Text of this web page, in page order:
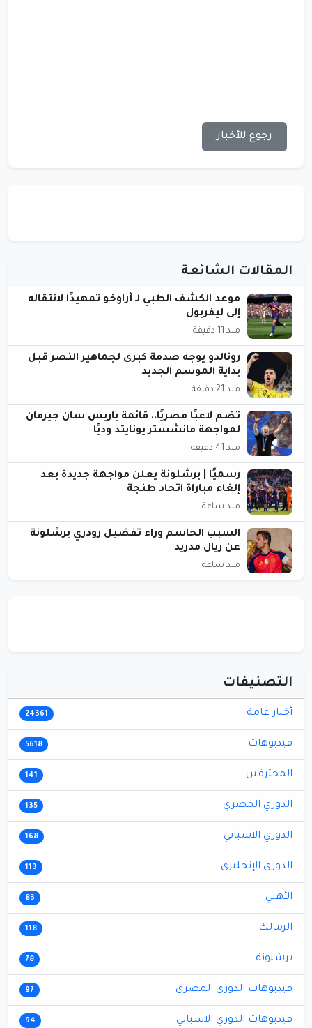
رجوع للأخبار
المقالات الشائعة
موعد الكشف الطبي لـ أراوخو تمهيدًا لانتقاله
إلى ليفربول
منذ 11 دقيقة
رونالدو يوجه صدمة كبرى لجماهير النصر قبل
بداية الموسم الجديد
منذ 21 دقيقة
تضم لاعبًا مصريًا.. قائمة باريس سان جيرمان
لمواجهة مانشستر يونايتد وديًا
منذ 41 دقيقة
رسميًا | برشلونة يعلن مواجهة جديدة بعد
إلغاء مباراة اتحاد طنجة
منذ ساعة
السبب الحاسم وراء تفضيل رودري برشلونة
عن ريال مدريد
منذ ساعة
التصنيفات
أخبار عامة 24361
فيديوهات 5618
المحترفين 141
الدوري المصري 135
الدوري الاسباني 168
الدوري الإنجليزي 113
الأهلي 83
الزمالك 118
برشلونة 78
فيديوهات الدوري المصري 97
فيديوهات الدوري الاسباني 94